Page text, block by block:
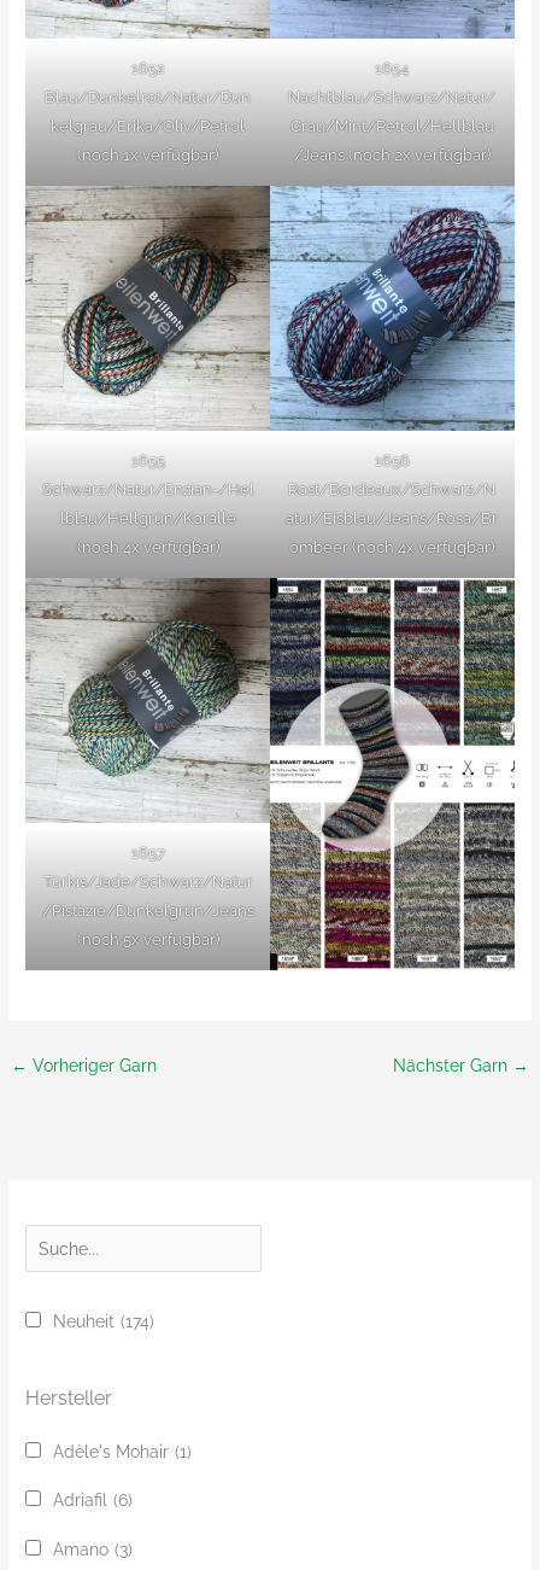
1652
Blau/Dunkelrot/Natur/Dun
kelgrau/Erika/Oliv/Petrol
(noch 1x verfügbar)
1654
Nachtblau/Schwarz/Natur/
Grau/Mint/Petrol/Hellblau
/Jeans (noch 2x verfügbar)
1655
Schwarz/Natur/Enzian-/Hel
lblau/Hellgrün/Koralle
(noch 4x verfügbar)
1656
Rost/Bordeaux/Schwarz/N
atur/Eisblau/Jeans/Rosa/Br
ombeer (noch 4x verfügbar)
1657
Türkis/Jade/Schwarz/Natur
/Pistazie/Dunkelgrün/Jeans
(noch 5x verfügbar)
← Vorheriger Garn Nächster Garn →
u
Neuheit (174)
Hersteller
Adèle's Mohair (1)
Adriafil (6)
Amano (3)